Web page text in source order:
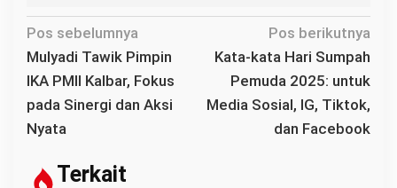
N
a
v
i
g
s
Pos sebelumnya
Mulyadi Tawik Pimpin
IKA PMII Kalbar, Fokus
pada Sinergi dan Aksi
Nyata
Pos berikutnya
Kata-kata Hari Sumpah
Pemuda 2025: untuk
Media Sosial, IG, Tiktok,
dan Facebook
Terkait